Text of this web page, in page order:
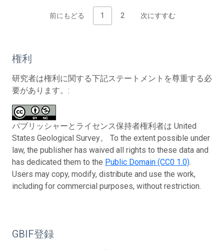
前にもどる 1 2 次にすすむ
権利
研究者は権利に関する下記ステートメントを尊重する必
要があります。:
パブリッシャーとライセンス保持者権利者は United
States Geological Survey。 To the extent possible under
law, the publisher has waived all rights to these data and
has dedicated them to the Public Domain (CC0 1.0).
Users may copy, modify, distribute and use the work,
including for commercial purposes, without restriction.
GBIF登録